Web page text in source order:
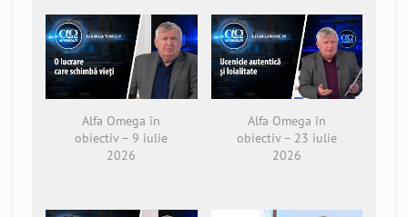
Alfa Omega în
obiectiv – 9 iulie
2026
Alfa Omega în
obiectiv – 23 iulie
2026